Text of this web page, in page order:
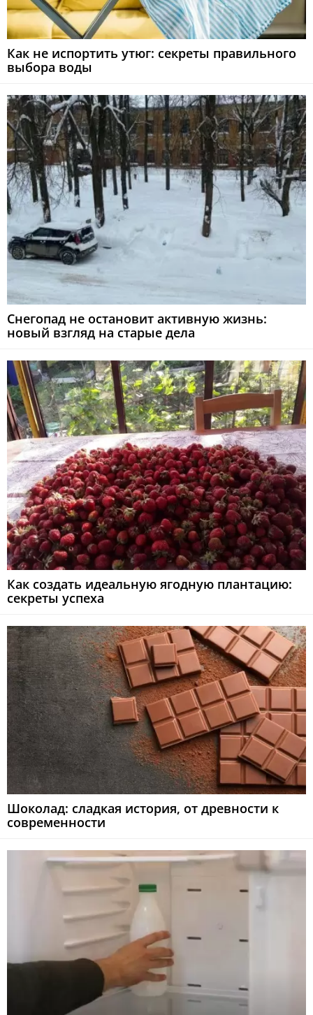
Как не испортить утюг: секреты правильного
выбора воды
Снегопад не остановит активную жизнь:
новый взгляд на старые дела
Как создать идеальную ягодную плантацию:
секреты успеха
Шоколад: сладкая история, от древности к
современности